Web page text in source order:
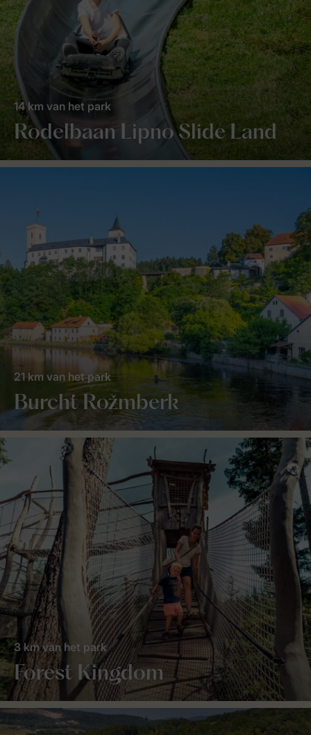
Rodelbaan Lipno Slide Land
14 km van het park
Burcht Rožmberk
21 km van het park
Forest Kingdom
3 km van het park